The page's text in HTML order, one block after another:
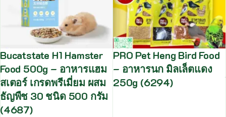
Bucatstate H1 Hamster
Food 500g – อาหารแฮม
สเตอร์ เกรดพรีเมี่ยม ผสม
ธัญพืช 30 ชนิด 500 กรัม
(4687)
PRO Pet Heng Bird Food
– อาหารนก มิลเล็ตแดง
250g (6294)